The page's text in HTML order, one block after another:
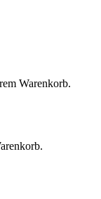
Warenkorb.